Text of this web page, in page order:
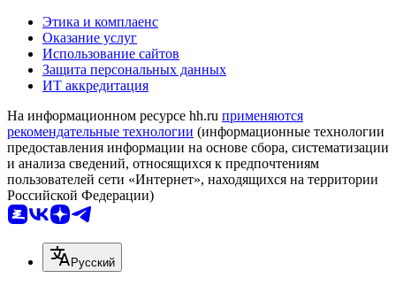
Этика и комплаенс
Оказание услуг
Использование сайтов
Защита персональных данных
ИТ аккредитация
На информационном ресурсе hh.ru применяются
рекомендательные технологии (информационные технологии
предоставления информации на основе сбора, систематизации
и анализа сведений, относящихся к предпочтениям
пользователей сети «Интернет», находящихся на территории
Российской Федерации)
Русский